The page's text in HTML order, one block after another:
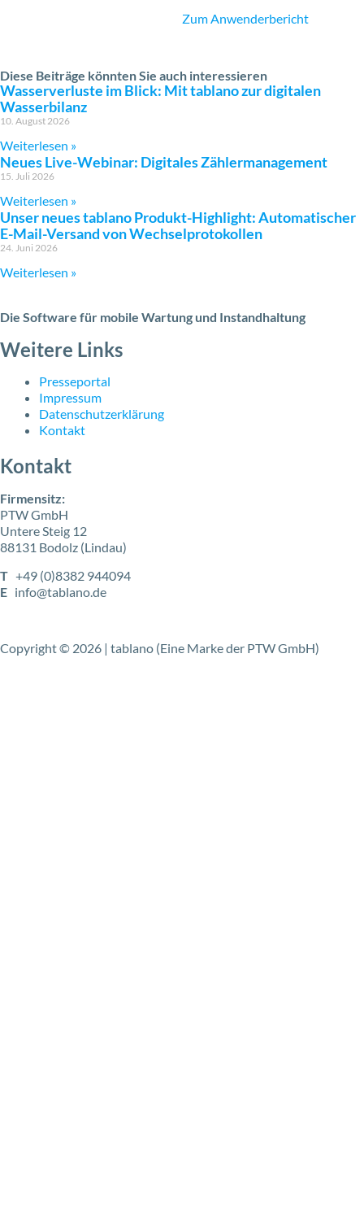
Zum Anwenderbericht
Diese Beiträge könnten Sie auch interessieren
Wasserverluste im Blick: Mit tablano zur digitalen
Wasserbilanz
10. August 2026
Weiterlesen »
Neues Live-Webinar: Digitales Zählermanagement
15. Juli 2026
Weiterlesen »
Unser neues tablano Produkt-Highlight: Automatischer
E-Mail-Versand von Wechselprotokollen
24. Juni 2026
Weiterlesen »
Die Software für mobile Wartung und Instandhaltung
Weitere Links
Presseportal
Impressum
Datenschutzerklärung
Kontakt
Kontakt
Firmensitz:
PTW GmbH
Untere Steig 12
88131 Bodolz (Lindau)
T +49 (0)8382 944094
E info@tablano.de
Copyright © 2026 | tablano (Eine Marke der PTW GmbH)